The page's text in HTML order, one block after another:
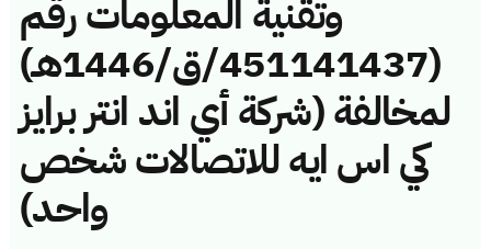
وتقنية المعلومات رقم
(451141437/ق/1446هـ)
لمخالفة (شركة أي اند انتر برايز
كي اس ايه للاتصالات شخص
واحد)